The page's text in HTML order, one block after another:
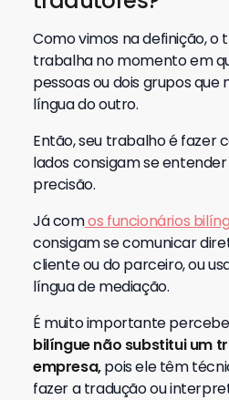
Como vimos na definição,
trabalha no momento em
pessoas ou dois grupos
língua do outro.
Então, seu trabalho é fazer
lados consigam se
precisão.
Já comos funcionários
consigam se comunicar
cliente ou do parceiro, ou
língua de mediação.
É muito importante
bilíngue não substitui um
empresa,pois ele têm
fazer a tradução ou